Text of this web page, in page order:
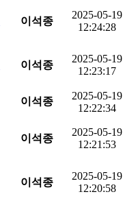
이석종
2025-05-19
12:24:28
이석종
2025-05-19
12:23:17
이석종
2025-05-19
12:22:34
이석종
2025-05-19
12:21:53
이석종
2025-05-19
12:20:58